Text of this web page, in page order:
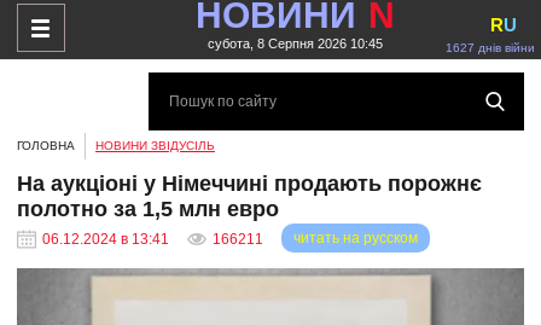
НОВИНИ N
субота, 8 Серпня 2026 10:45 1627 днів війни
RU
ГОЛОВНА НОВИНИ ЗВІДУСІЛЬ
На аукціоні у Німеччині продають порожнє
полотно за 1,5 млн евро
06.12.2024 в 13:41 166211 читать на русском